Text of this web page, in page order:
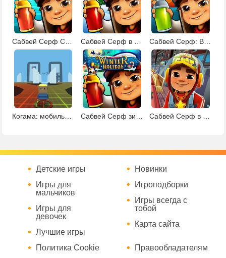
Сабвей Серф Сингапур Сабвей Серф в Лондоне Сабвей Серф: Венис-Бич
Когама: мобильные игры Сабвей Серф зимние каникулы Сабвей Серф в Нью-Йорке
Детские игры
Игры для
мальчиков
Игры для
девочек
Лучшие игры
Новинки
Игроподборки
Игры всегда с
тобой
Карта сайта
Политика Cookie Правообладателям